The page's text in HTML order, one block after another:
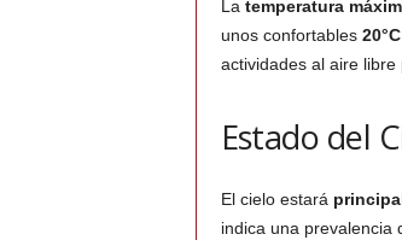
La temperatura
unos confortables 20°C
actividades al aire
Estado del
El cielo estará
indica una prevalencia